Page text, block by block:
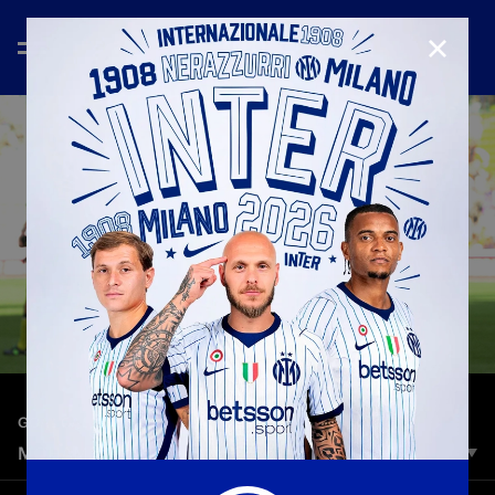
GOAL GALLERY—26 lug 2022
MOHAMED KALLON | INTER TOP 10 GOALS
ATTACCANTI Paese: Sierra Leone Nato a Kenema (Sierra